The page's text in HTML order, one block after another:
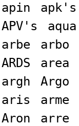
apin
apk's
APV's
aqua
arbe
arbo
ARDS
area
argh
Argo
aris
arme
Aron
arre